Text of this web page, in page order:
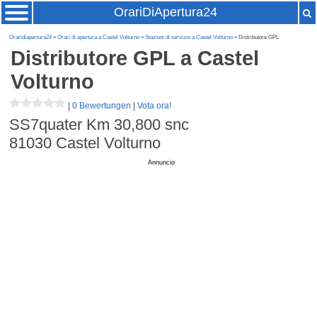
OrariDiApertura24
Oraridiapertura24»Orari di apertura a Castel Volturno »Stazioni di servizio a Castel Volturno » Distributore GPL
Distributore GPL a Castel
Volturno
|0 Bewertungen |Vota ora!
SS7quater Km 30,800 snc
81030 Castel Volturno
Annuncio